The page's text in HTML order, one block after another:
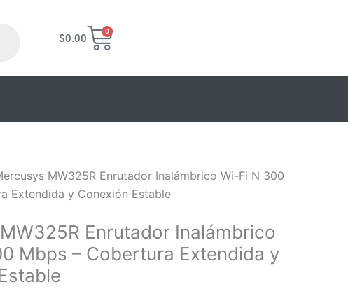
$0.00
0
Carrito
MW325R Enrutador Inalámbrico Wi-Fi N 300
Extendida y Conexión Estable
Enrutador Inalámbrico
Mbps – Cobertura Extendida y